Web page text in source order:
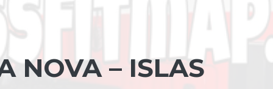
NOVA – ISLAS